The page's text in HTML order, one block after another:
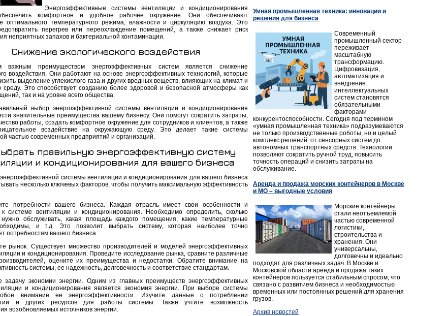
Энергоэффективные системы вентиляции и кондиционирования
комфортное и удобное рабочее окружение. Они обеспечивают
оптимального температурного режима, влажности и циркуляцию воздуха. Это
перегрев или переохлаждение помещений, а также снижает риск
неприятных запахов и бактериальной контаминации.
Снижение экологического воздействия
преимуществом энергоэффективных систем является снижение
воздействия. Они работают на основе энергоэффективных технологий, которые
выделение углекислого газа и других вредных веществ, влияющих на климат и
Это способствует созданию более здоровой и безопасной атмосферы как
так и на уровне всего общества.
выбор энергоэффективной системы вентиляции и кондиционирования
значительные преимущества вашему бизнесу. Они помогут сократить затраты,
работы, создать комфортное окружение для сотрудников и клиентов, а также
воздействие на окружающую среду. Это делает такие системы
частью современных предприятий и организаций.
правильную энергоэффективную систему
и кондиционирования для вашего бизнеса
системы вентиляции и кондиционирования для вашего бизнеса
несколько ключевых факторов, чтобы получить максимальную эффективность
потребности вашего бизнеса. Каждая отрасль имеет свои особенности и
системе вентиляции и кондиционирования. Необходимо определить, сколько
обслуживать, какая площадь каждого помещения, какие температурные
и т.д. Это позволит выбрать систему, которая наиболее точно
потребностям вашего бизнеса.
рынок. Существует множество производителей и моделей энергоэффективных
и кондиционирования. Проведите исследование рынка, сравните различные
оцените их преимущества и недостатки. Обратите внимание на
системы, ее надежность, долговечность и соответствие стандартам.
задачу экономии энергии. Одним из главных преимуществ энергоэффективных
и кондиционирования является экономия энергии. При выборе системы
внимание ее энергоэффективности. Изучите данные о потреблении
и других ресурсов для работы системы. Также учтите возможность
возобновляемых источников энергии.
Умная промышленная техника: инновации и
решения для бизнеса
Современный
промышленный сектор
переживает
масштабную
трансформацию.
Цифровизация,
автоматизация и
внедрение
интеллектуальных
систем становятся
обязательными
факторами
конкурентоспособности. Сегодня под термином
«умная промышленная техника» подразумеваются
не только производственные роботы, но и целый
комплекс решений: от сенсорных систем до
автономных транспортных средств. Технологии
позволяют сократить ручной труд, повысить
точность операций и снизить затраты на
обслуживание.
Аренда и продажа морских контейнеров в Москве
и МО – выгодные условия
Морские контейнеры
стали неотъемлемой
частью современной
логистики,
строительства и
хранения. Они
универсальны,
долговечны и идеально
подходят для различных задач. В Москве и
Московской области аренда и продажа таких
контейнеров пользуется стабильным спросом, что
связано с развитием бизнеса и необходимостью
временных или постоянных решений для хранения
грузов.
Архив новостей